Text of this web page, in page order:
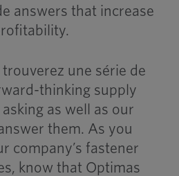
answers that increase
une série de
thinking supply
as well as our
them. As you
company’s fastener
know that Optimas